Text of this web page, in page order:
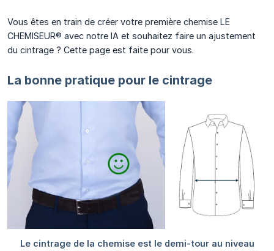
Vous êtes en train de créer votre première chemise LE
CHEMISEUR® avec notre IA et souhaitez faire un ajustement
du cintrage ? Cette page est faite pour vous.
La bonne pratique pour le cintrage